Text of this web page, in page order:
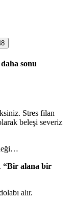
sonu
Stres filan
beleşi severiz
“Bir alana bir
alır.